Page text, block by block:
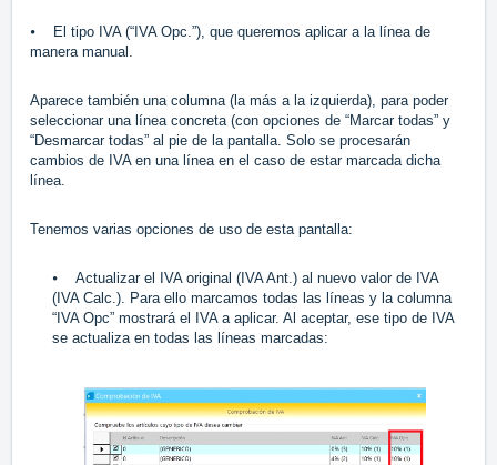
⦁ El tipo IVA (“IVA Opc.”), que queremos aplicar a la línea de
manera manual.
Aparece también una columna (la más a la izquierda), para poder
seleccionar una línea concreta (con opciones de “Marcar todas” y
“Desmarcar todas” al pie de la pantalla. Solo se procesarán
cambios de IVA en una línea en el caso de estar marcada dicha
línea.
Tenemos varias opciones de uso de esta pantalla:
⦁ Actualizar el IVA original (IVA Ant.) al nuevo valor de IVA
(IVA Calc.). Para ello marcamos todas las líneas y la columna
“IVA Opc” mostrará el IVA a aplicar. Al aceptar, ese tipo de IVA
se actualiza en todas las líneas marcadas: